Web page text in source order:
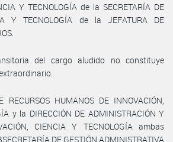
Y TECNOLOGÍA de la SECRETARÍA DE
Y TECNOLOGÍA de la JEFATURA DE
del cargo aludido no constituye
HUMANOS DE INNOVACIÓN,
y la DIRECCIÓN DE ADMINISTRACIÓN Y
CIENCIA Y TECNOLOGÍA ambas
DE GESTIÓN ADMINISTRATIVA